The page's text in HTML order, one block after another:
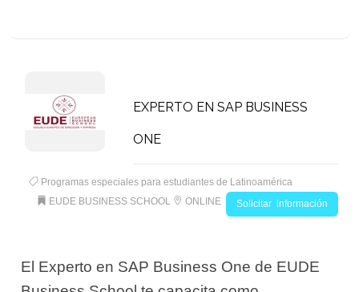
EXPERTO EN SAP BUSINESS
ONE
Programas especiales para estudiantes de Latinoamérica
EUDE BUSINESS SCHOOL
ONLINE Solicitar información
El Experto en SAP Business One de EUDE